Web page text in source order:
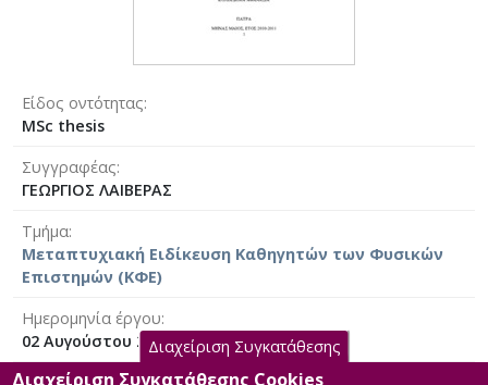
Είδος οντότητας
MSc thesis
Συγγραφέας
ΓΕΩΡΓΙΟΣ ΛΑΙΒΕΡΑΣ
Τμήμα
Μεταπτυχιακή Ειδίκευση Καθηγητών των Φυσικών
Επιστημών (ΚΦΕ)
Ημερομηνία έργου
02 Αυγούστου 2011 [2011-08-02]
Διαχείριση Συγκατάθεσης
Διαχείριση Συγκατάθεσης Cookies